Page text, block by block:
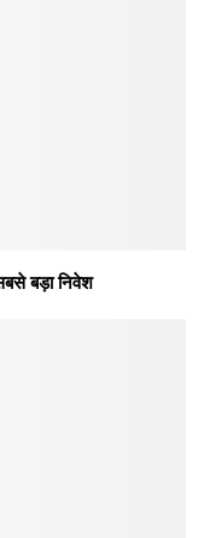
बड़ा निवेश